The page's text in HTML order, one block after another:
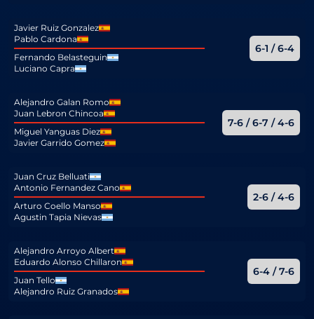
Javier Ruiz Gonzalez
Pablo Cardona
Fernando Belasteguin
Luciano Capra
6-1 / 6-4
Alejandro Galan Romo
Juan Lebron Chincoa
Miguel Yanguas Diez
Javier Garrido Gomez
7-6 / 6-7 / 4-6
Juan Cruz Belluati
Antonio Fernandez Cano
Arturo Coello Manso
Agustin Tapia Nievas
2-6 / 4-6
Alejandro Arroyo Albert
Eduardo Alonso Chillaron
Juan Tello
Alejandro Ruiz Granados
6-4 / 7-6